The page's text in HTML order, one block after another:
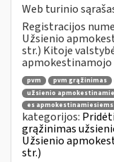
Web turinio
Registracijos
Užsienio
str.) Kitoje
apmokestinamojo
pvm pvm grąžinimas
užsienio
es
kategorijos:
grąžinimas
Užsienio
str.)